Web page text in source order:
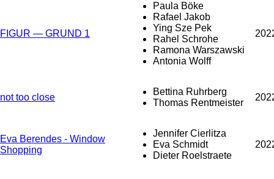
FIGUR — GRUND 1
Paula Böke
Rafael Jakob
Ying Sze Pek
Rahel Schrohe
Ramona Warszawski
Antonia Wolff
not too close
Bettina Ruhrberg
Thomas Rentmeister
Eva Berendes - Window
Shopping
Jennifer Cierlitza
Eva Schmidt
Dieter Roelstraete